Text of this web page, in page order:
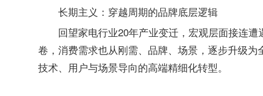
长期主义：穿越周期的品牌底层逻辑
回望家电行业20年产业变迁，宏观层面接连
卷，消费需求也从刚需、品牌、场景，逐步升级
技术、用户与场景导向的高端精细化转型。